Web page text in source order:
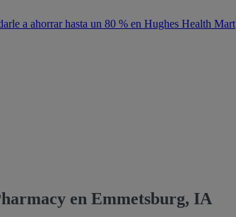
a ahorrar hasta un 80 % en Hughes Health Mart
en Emmetsburg, IA